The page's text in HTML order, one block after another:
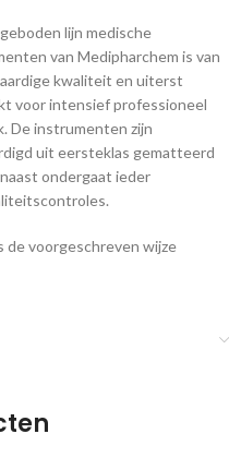
lijn medische
van Medipharchem is van
kwaliteit en uiterst
voor intensief professioneel
De instrumenten zijn
uit eersteklas gematteerd
ondergaat ieder
de voorgeschreven wijze